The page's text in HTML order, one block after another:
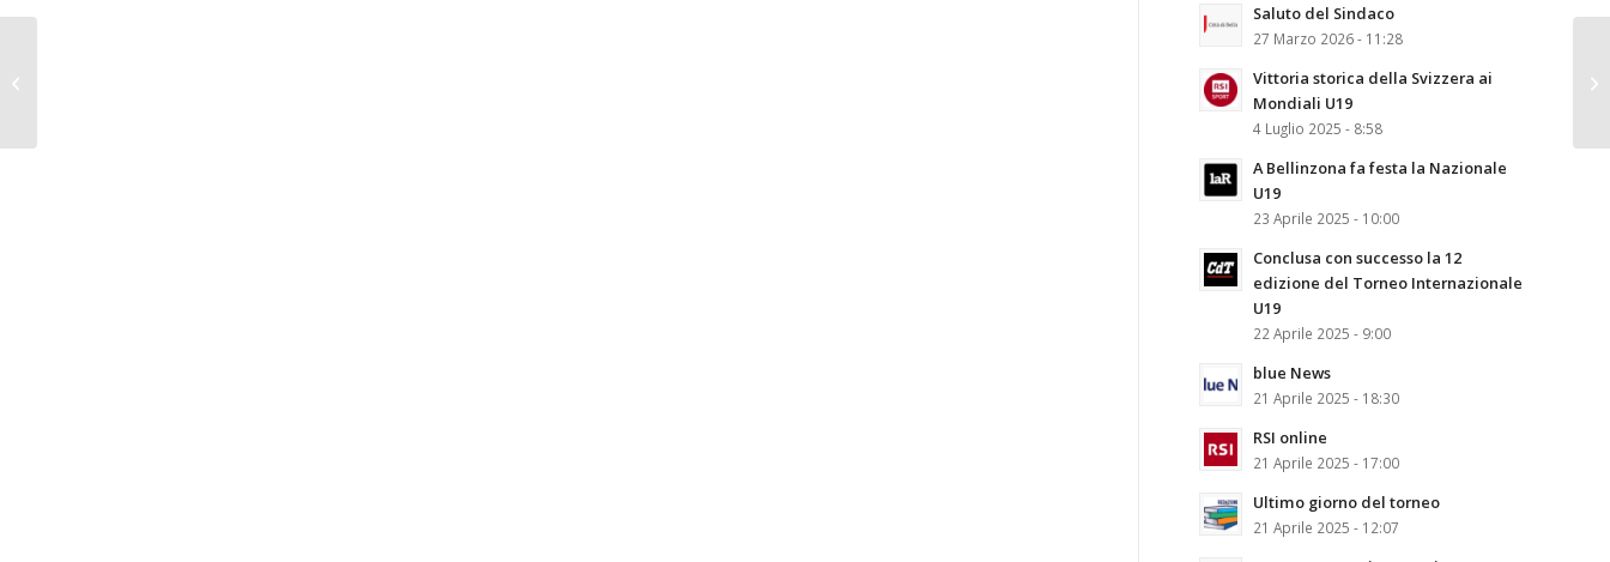
Saluto del Sindaco
27 Marzo 2026 - 11:28
Vittoria storica della Svizzera ai
Mondiali U19
4 Luglio 2025 - 8:58
A Bellinzona fa festa la Nazionale
U19
23 Aprile 2025 - 10:00
Conclusa con successo la 12
edizione del Torneo Internazionale
U19
22 Aprile 2025 - 9:00
blue News
21 Aprile 2025 - 18:30
RSI online
21 Aprile 2025 - 17:00
Ultimo giorno del torneo
21 Aprile 2025 - 12:07